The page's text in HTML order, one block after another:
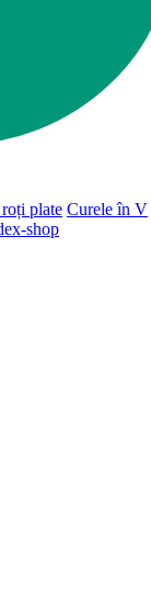
plate Curele în V
shop